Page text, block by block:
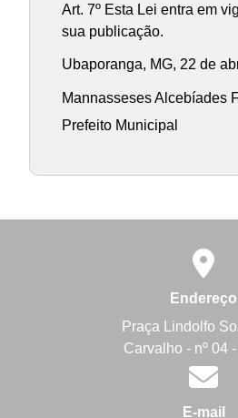
Art. 7º Esta Lei entra em
sua publicação.
Ubaporanga, MG, 22 de
Mannasseses Alcebíades
Prefeito Municipal
Endereço
Praça Lindolfo
Carvalho - nº 04
E-mail